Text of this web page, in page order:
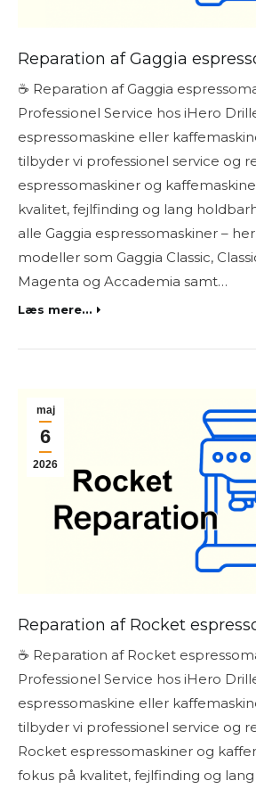
Reparation af Gaggia
☕ Reparation af Gaggia
Professionel Service hos iHero
espressomaskine eller
tilbyder vi professionel service og
espressomaskiner og
kvalitet, fejlfinding og lang
alle Gaggia espressomaskiner –
modeller som Gaggia Classic,
Magenta og Accademia samt…
Læs mere...
maj
6
2026
Reparation af Rocket
☕ Reparation af Rocket
Professionel Service hos iHero
espressomaskine eller
tilbyder vi professionel service og
Rocket espressomaskiner og
fokus på kvalitet, fejlfinding og